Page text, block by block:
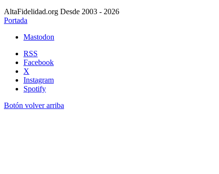
AltaFidelidad.org Desde 2003 - 2026
Portada
Mastodon
RSS
Facebook
X
Instagram
Spotify
Botón volver arriba